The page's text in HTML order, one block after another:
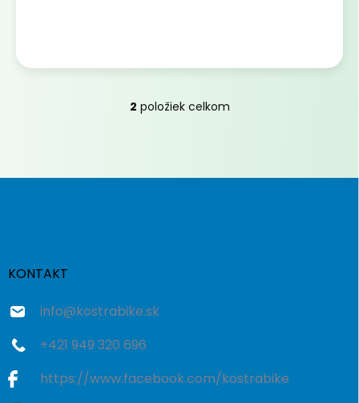
O
d
i
s
2 položiek celkom
KONTAKT
info@kostrabike.sk
+421 949 320 696
https://www.facebook.com/kostrabike